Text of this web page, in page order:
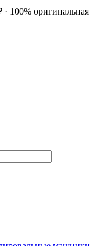
· 100% оригинальная